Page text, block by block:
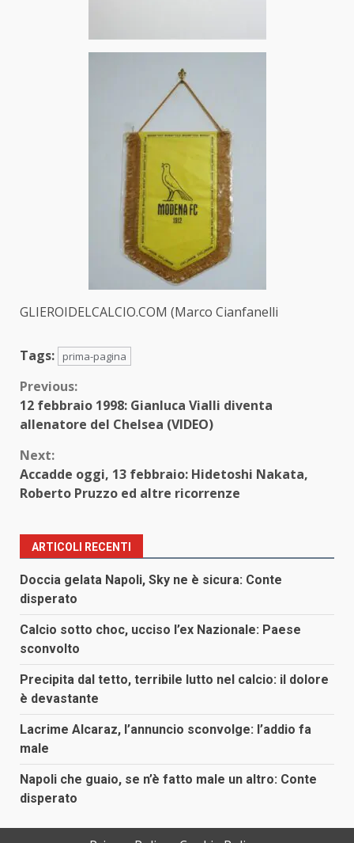
GLIEROIDELCALCIO.COM (Marco Cianfanelli
Tags: prima-pagina
Continue
Reading
Previous:
12 febbraio 1998: Gianluca Vialli diventa
allenatore del Chelsea (VIDEO)
Next:
Accadde oggi, 13 febbraio: Hidetoshi Nakata,
Roberto Pruzzo ed altre ricorrenze
ARTICOLI RECENTI
Doccia gelata Napoli, Sky ne è sicura: Conte
disperato
Calcio sotto choc, ucciso l’ex Nazionale: Paese
sconvolto
Precipita dal tetto, terribile lutto nel calcio: il dolore
è devastante
Lacrime Alcaraz, l’annuncio sconvolge: l’addio fa
male
Napoli che guaio, se n’è fatto male un altro: Conte
disperato